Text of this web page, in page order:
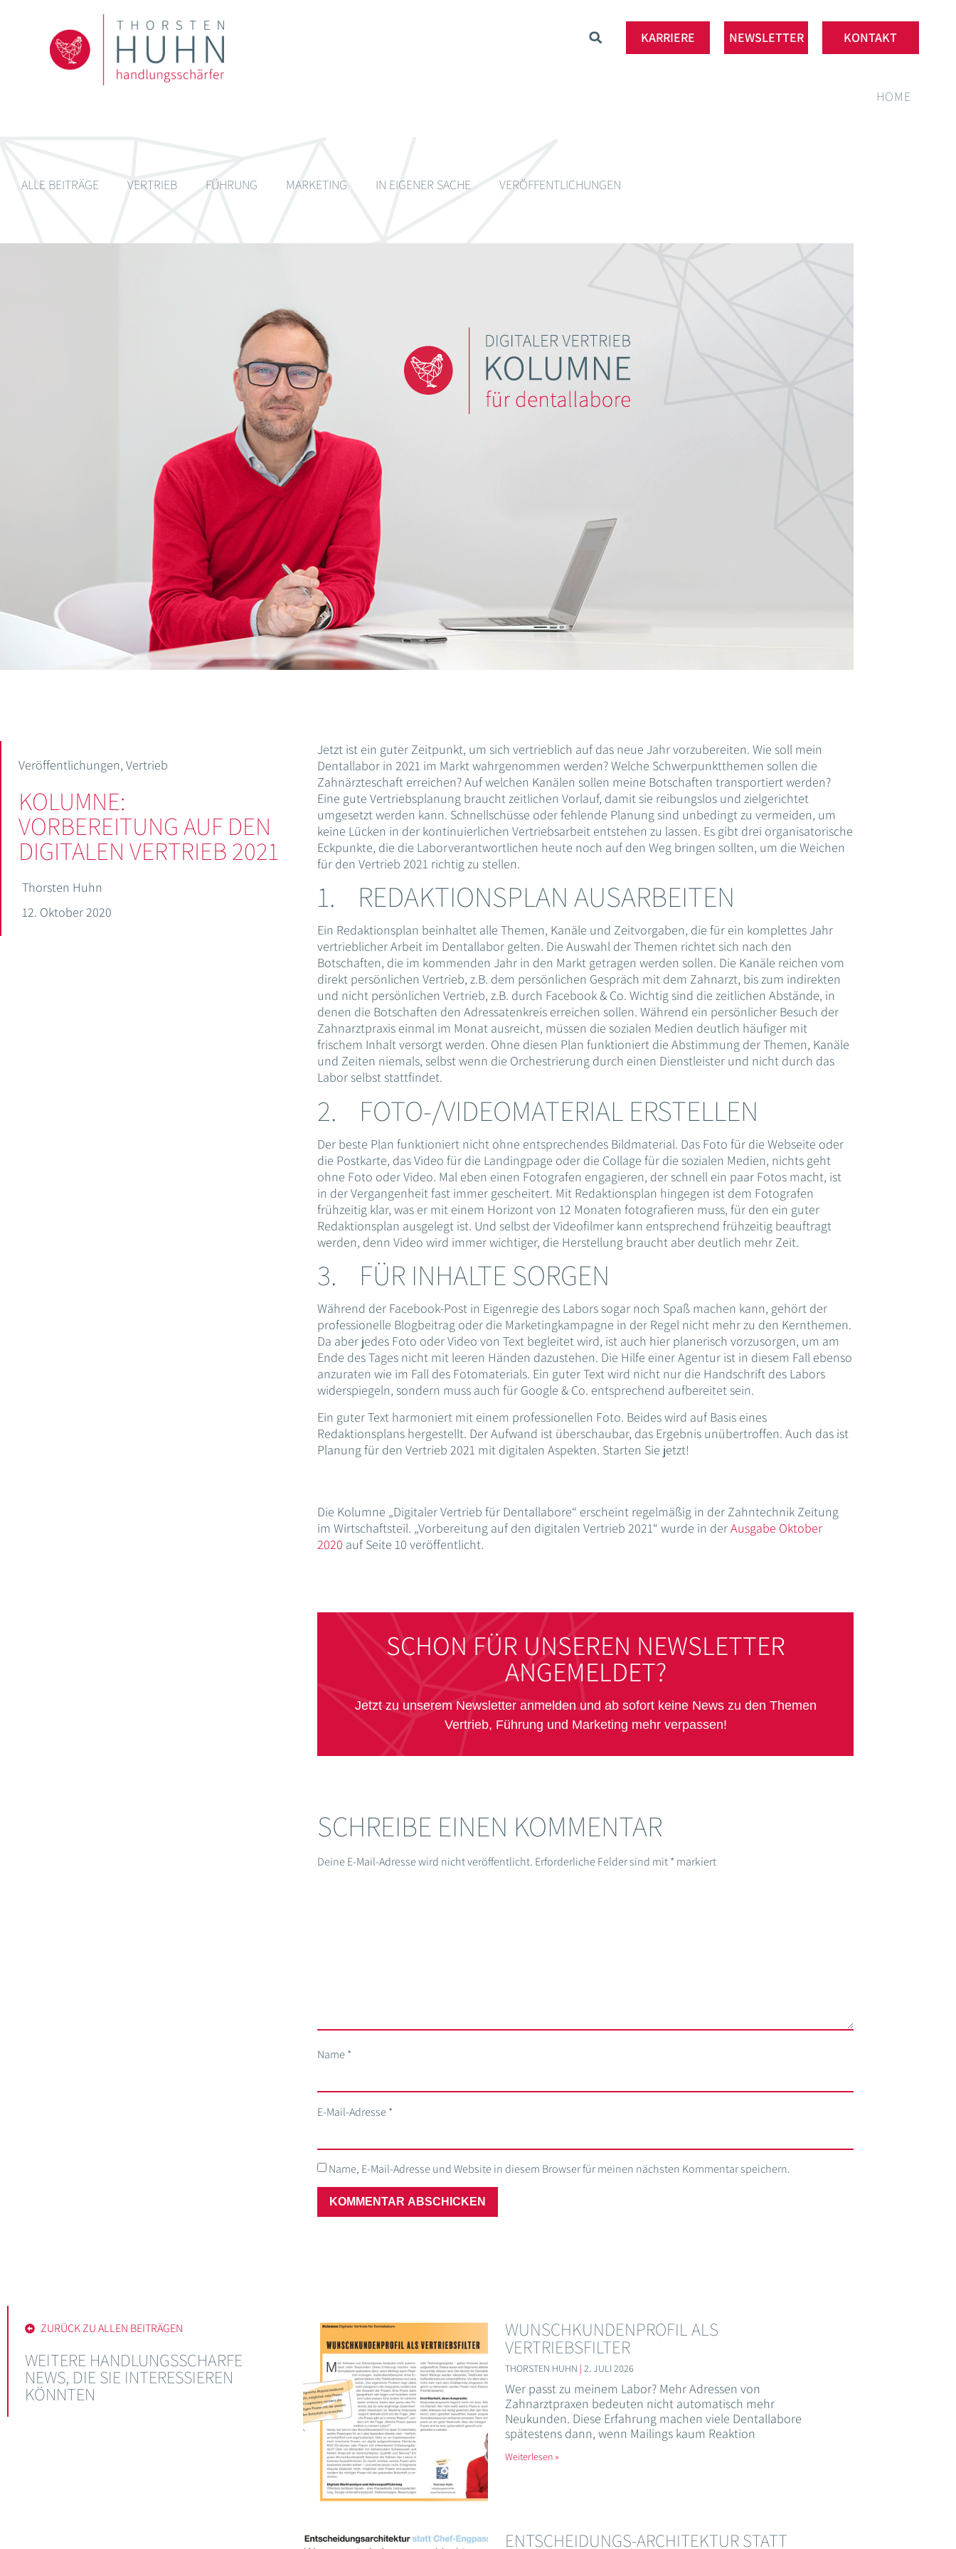
KARRIERE NEWSLETTER KONTAKT
HOME
ALLE BEITRÄGE VERTRIEB FÜHRUNG MARKETING IN EIGENER SACHE VERÖFFENTLICHUNGEN
Veröffentlichungen, Vertrieb
KOLUMNE:
VORBEREITUNG AUF DEN
DIGITALEN VERTRIEB 2021
Thorsten Huhn
12. Oktober 2020
Jetzt ist ein guter Zeitpunkt, um sich vertrieblich auf das neue Jahr vorzubereiten. Wie soll mein
Dentallabor in 2021 im Markt wahrgenommen werden? Welche Schwerpunktthemen sollen die
Zahnärzteschaft erreichen? Auf welchen Kanälen sollen meine Botschaften transportiert werden?
Eine gute Vertriebsplanung braucht zeitlichen Vorlauf, damit sie reibungslos und zielgerichtet
umgesetzt werden kann. Schnellschüsse oder fehlende Planung sind unbedingt zu vermeiden, um
keine Lücken in der kontinuierlichen Vertriebsarbeit entstehen zu lassen. Es gibt drei organisatorische
Eckpunkte, die die Laborverantwortlichen heute noch auf den Weg bringen sollten, um die Weichen
für den Vertrieb 2021 richtig zu stellen.
1. REDAKTIONSPLAN AUSARBEITEN
Ein Redaktionsplan beinhaltet alle Themen, Kanäle und Zeitvorgaben, die für ein komplettes Jahr
vertrieblicher Arbeit im Dentallabor gelten. Die Auswahl der Themen richtet sich nach den
Botschaften, die im kommenden Jahr in den Markt getragen werden sollen. Die Kanäle reichen vom
direkt persönlichen Vertrieb, z.B. dem persönlichen Gespräch mit dem Zahnarzt, bis zum indirekten
und nicht persönlichen Vertrieb, z.B. durch Facebook & Co. Wichtig sind die zeitlichen Abstände, in
denen die Botschaften den Adressatenkreis erreichen sollen. Während ein persönlicher Besuch der
Zahnarztpraxis einmal im Monat ausreicht, müssen die sozialen Medien deutlich häufiger mit
frischem Inhalt versorgt werden. Ohne diesen Plan funktioniert die Abstimmung der Themen, Kanäle
und Zeiten niemals, selbst wenn die Orchestrierung durch einen Dienstleister und nicht durch das
Labor selbst stattfindet.
2. FOTO-/VIDEOMATERIAL ERSTELLEN
Der beste Plan funktioniert nicht ohne entsprechendes Bildmaterial. Das Foto für die Webseite oder
die Postkarte, das Video für die Landingpage oder die Collage für die sozialen Medien, nichts geht
ohne Foto oder Video. Mal eben einen Fotografen engagieren, der schnell ein paar Fotos macht, ist
in der Vergangenheit fast immer gescheitert. Mit Redaktionsplan hingegen ist dem Fotografen
frühzeitig klar, was er mit einem Horizont von 12 Monaten fotografieren muss, für den ein guter
Redaktionsplan ausgelegt ist. Und selbst der Videofilmer kann entsprechend frühzeitig beauftragt
werden, denn Video wird immer wichtiger, die Herstellung braucht aber deutlich mehr Zeit.
3. FÜR INHALTE SORGEN
Während der Facebook-Post in Eigenregie des Labors sogar noch Spaß machen kann, gehört der
professionelle Blogbeitrag oder die Marketingkampagne in der Regel nicht mehr zu den Kernthemen.
Da aber jedes Foto oder Video von Text begleitet wird, ist auch hier planerisch vorzusorgen, um am
Ende des Tages nicht mit leeren Händen dazustehen. Die Hilfe einer Agentur ist in diesem Fall ebenso
anzuraten wie im Fall des Fotomaterials. Ein guter Text wird nicht nur die Handschrift des Labors
widerspiegeln, sondern muss auch für Google & Co. entsprechend aufbereitet sein.
Ein guter Text harmoniert mit einem professionellen Foto. Beides wird auf Basis eines
Redaktionsplans hergestellt. Der Aufwand ist überschaubar, das Ergebnis unübertroffen. Auch das ist
Planung für den Vertrieb 2021 mit digitalen Aspekten. Starten Sie jetzt!
Die Kolumne „Digitaler Vertrieb für Dentallabore“ erscheint regelmäßig in der Zahntechnik Zeitung
im Wirtschaftsteil. „Vorbereitung auf den digitalen Vertrieb 2021“ wurde in derAusgabe Oktober
2020 auf Seite 10 veröffentlicht.
SCHON FÜR UNSEREN NEWSLETTER
ANGEMELDET?
Jetzt zu unserem Newsletter anmelden und ab sofort keine News zu den Themen
Vertrieb, Führung und Marketing mehr verpassen!
SCHREIBE EINEN KOMMENTAR
Deine E-Mail-Adresse wird nicht veröffentlicht. Erforderliche Felder sind mit* markiert
Name*
E-Mail-Adresse*
Name, E-Mail-Adresse und Website in diesem Browser für meinen nächsten Kommentar speichern.
ZURÜCK ZU ALLEN BEITRÄGEN
WEITERE HANDLUNGSSCHARFE
NEWS, DIE SIE INTERESSIEREN
KÖNNTEN
WUNSCHKUNDENPROFIL ALS
VERTRIEBSFILTER
THORSTEN HUHN 2. JULI 2026
Wer passt zu meinem Labor? Mehr Adressen von
Zahnarztpraxen bedeuten nicht automatisch mehr
Neukunden. Diese Erfahrung machen viele Dentallabore
spätestens dann, wenn Mailings kaum Reaktion
Weiterlesen »
ENTSCHEIDUNGS-ARCHITEKTUR STATT